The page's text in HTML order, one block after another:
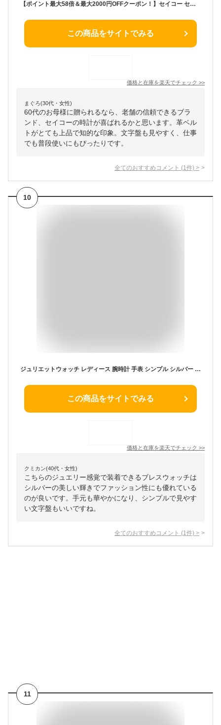
【ポイント最大58倍＆最大2000円OFFクーポン！】セイコー セレクション スピリット ペア STTC005 レディース 腕時計 クオーツ ホワイト 文字板 ブラック 革ベルト
この商品をサイトでみる
価格と在庫を楽天でチェック >>
まぐろ(30代・女性)
60代のお母様に贈られるなら、老舗の信頼できるブラ
ンド、セイコーの時計が喜ばれるかと思います。革ベル
トがとても上品で知的な印象。文字盤も見やすく、仕事
でも普段使いにもぴったりです。
全てのおすすめコメント (1 件) >
10
ジュリエットウォッチ レディース 腕時計 手表 シンプル シルバー ブレスウォッチ 大人 女性 プレゼント 母親 誕生日プレゼント 50代 60代 彼女 友達 同僚 30代 40代 記念日 ギフト 成人 卒業 入学
この商品をサイトでみる
価格と在庫を楽天でチェック >>
クミカン(40代・女性)
こちらのジュエリー感覚で装着できるブレスウォッチは
シルバーの美しい輝きでファッション性にも優れている
のが良いです。手元も華やかになり、シンプルで見やす
い文字盤もいいですね。
全てのおすすめコメント (1 件) >
11